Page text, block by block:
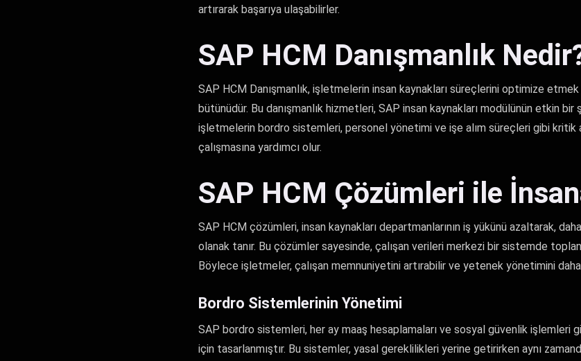
artırarak başarıya ulaşabilirler.
SAP HCM Danışmanlık
SAP HCM Danışmanlık, işletmelerin insan kaynakları süreçlerini optimize
bütünüdür. Bu danışmanlık hizmetleri, SAP insan kaynakları modülünün etkin bir
işletmelerin bordro sistemleri, personel yönetimi ve işe alım süreçleri gibi kritik
çalışmasına yardımcı olur.
SAP HCM Çözümleri ile
SAP HCM çözümleri, insan kaynakları departmanlarının iş yükünü azaltarak,
olanak tanır. Bu çözümler sayesinde, çalışan verileri merkezi bir sistemde
Böylece işletmeler, çalışan memnuniyetini artırabilir ve yetenek yönetimini
Bordro Sistemlerinin Yönetimi
SAP bordro sistemleri, her ay maaş hesaplamaları ve sosyal güvenlik işlemleri
için tasarlanmıştır. Bu sistemler, yasal gereklilikleri yerine getirirken aynı